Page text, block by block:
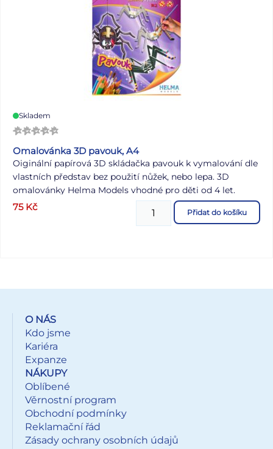
Skladem
Omalovánka 3D pavouk, A4
Oiginální papírová 3D skládačka pavouk k vymalování dle
vlastních představ bez použití nůžek, nebo lepa. 3D
omalovánky Helma Models vhodné pro děti od 4 let.
Formát: A4 Uvedená cena je za 1 ks.
75 Kč Přidat do košíku
O NÁS
Kdo jsme
Kariéra
Expanze
NÁKUPY
Oblíbené
Věrnostní program
Obchodní podmínky
Reklamační řád
Zásady ochrany osobních údajů